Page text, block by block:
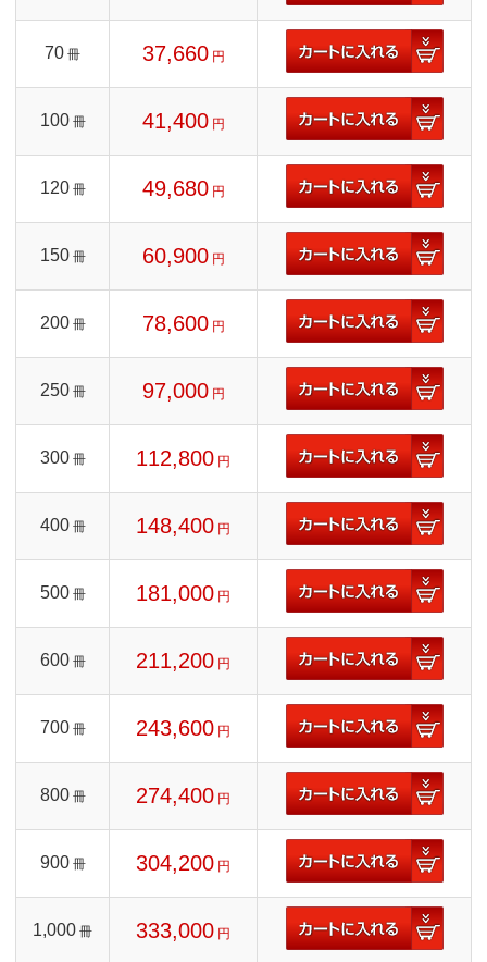
70 冊 37,660 円
100 冊 41,400 円
120 冊 49,680 円
150 冊 60,900 円
200 冊 78,600 円
250 冊 97,000 円
300 冊 112,800 円
400 冊 148,400 円
500 冊 181,000 円
600 冊 211,200 円
700 冊 243,600 円
800 冊 274,400 円
900 冊 304,200 円
1,000 冊 333,000 円